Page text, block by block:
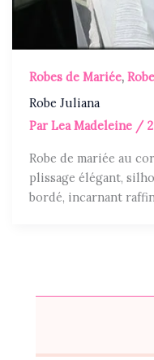
Robes de Mariée,
Robe Juliana
ParLea Madeleine /
Robe de mariée au
plissage élégant,
bordé, incarnant